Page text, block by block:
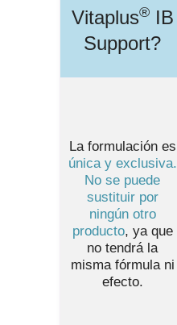
Vitaplus®IB
Support?
La formulación es
única y exclusiva.
No se puede
sustituir por
ningún otro
producto, ya que
no tendrá la
misma fórmula ni
efecto.